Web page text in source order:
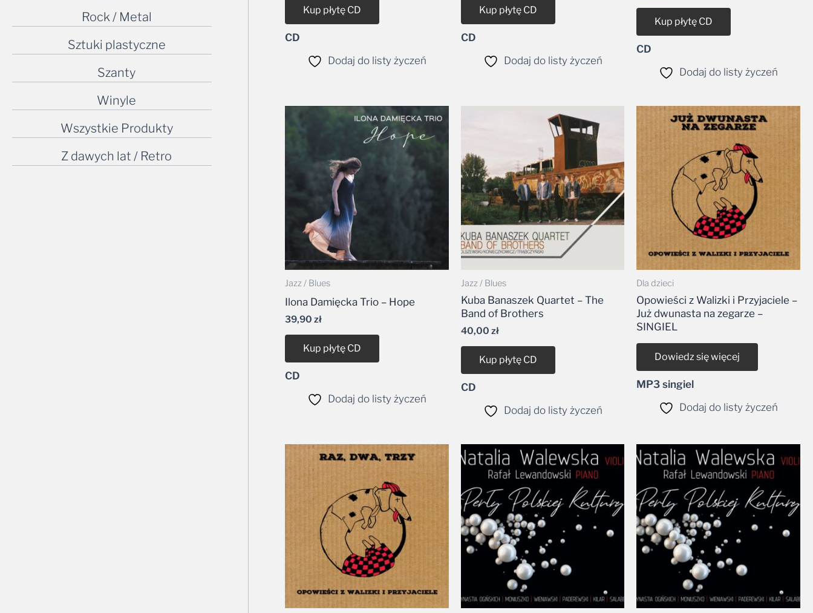
Rock / Metal
Sztuki plastyczne
Szanty
Winyle
Wszystkie Produkty
Z dawych lat / Retro
Kup płytę CD
CD
Dodaj do listy życzeń
Kup płytę CD
CD
Dodaj do listy życzeń
Kup płytę CD
CD
Dodaj do listy życzeń
Jazz / Blues
Ilona Damięcka Trio – Hope
39,90zł
Kup płytę CD
CD
Dodaj do listy życzeń
Jazz / Blues
Kuba Banaszek Quartet – The
Band of Brothers
40,00 zł
Kup płytę CD
CD
Dodaj do listy życzeń
Dla dzieci
Opowieści z Walizki i Przyjaciele –
Już dwunasta na zegarze –
SINGIEL
Dowiedz się więcej
MP3 singiel
Dodaj do listy życzeń
Zakres
cen:
od
do
39,99 zł